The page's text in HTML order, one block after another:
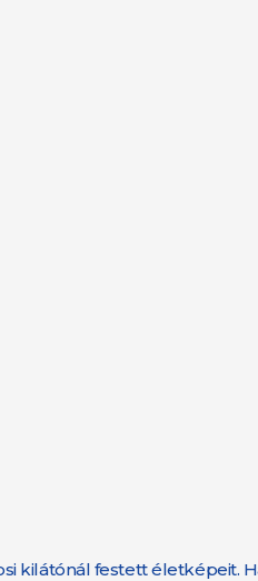
kilátónál festett életképeit.